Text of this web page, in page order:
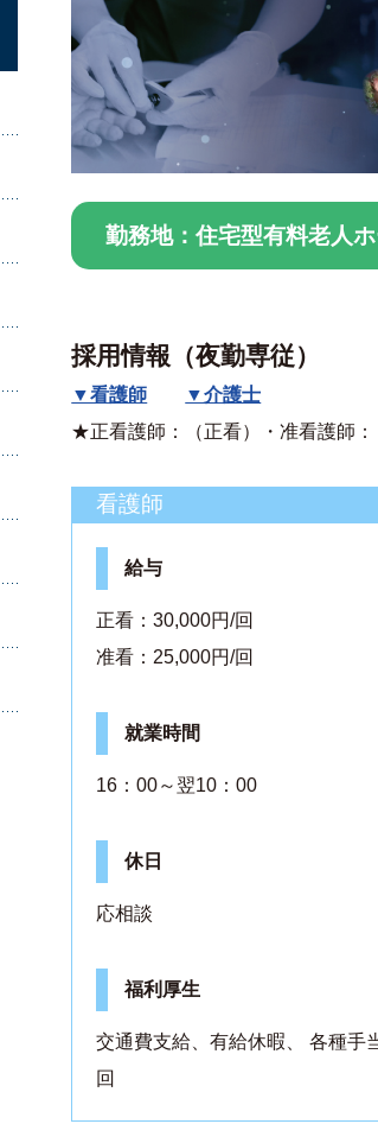
勤務地：住宅型有料老人ホ
採用情報（夜勤専従）
▼看護師
▼介護士
★正看護師：（正看）・准看護師：
看護師
給与
正看：30,000円/回
准看：25,000円/回
就業時間
16：00～翌10：00
休日
応相談
福利厚生
交通費支給、有給休暇、 各種手
回